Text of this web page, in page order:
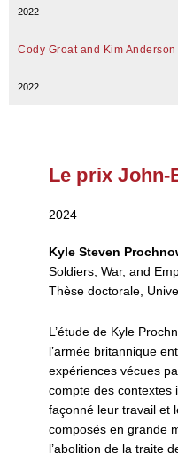
2022
Cody Groat and Kim
2022
Le prix John-
2024
Kyle Steven
Soldiers, War, and
Thèse doctorale,
L’étude de Kyle
l’armée britannique
expériences vécues
compte des contextes
façonné leur travail et
composés en grande
l’abolition de la traite